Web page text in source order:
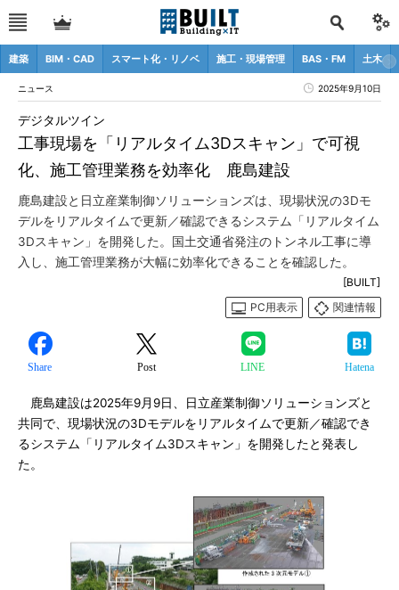
建築 BIM・CAD スマート化・リノベ 施工・現場管理 BAS・FM 土木
ニュース 2025年9月10日
工事現場を「リアルタイム3Dスキャン」で可視
化、施工管理業務を効率化 鹿島建設
デジタルツイン
鹿島建設と日立産業制御ソリューションズは、現場状況の3Dモ
デルをリアルタイムで更新／確認できるシステム「リアルタイム
3Dスキャン」を開発した。国土交通省発注のトンネル工事に導
入し、施工管理業務が大幅に効率化できることを確認した。
[BUILT]
PC用表示
関連情報
Share Post LINE Hatena
鹿島建設は2025年9月9日、日立産業制御ソリューションズと
共同で、現場状況の3Dモデルをリアルタイムで更新／確認でき
るシステム「リアルタイム3Dスキャン」を開発したと発表し
た。